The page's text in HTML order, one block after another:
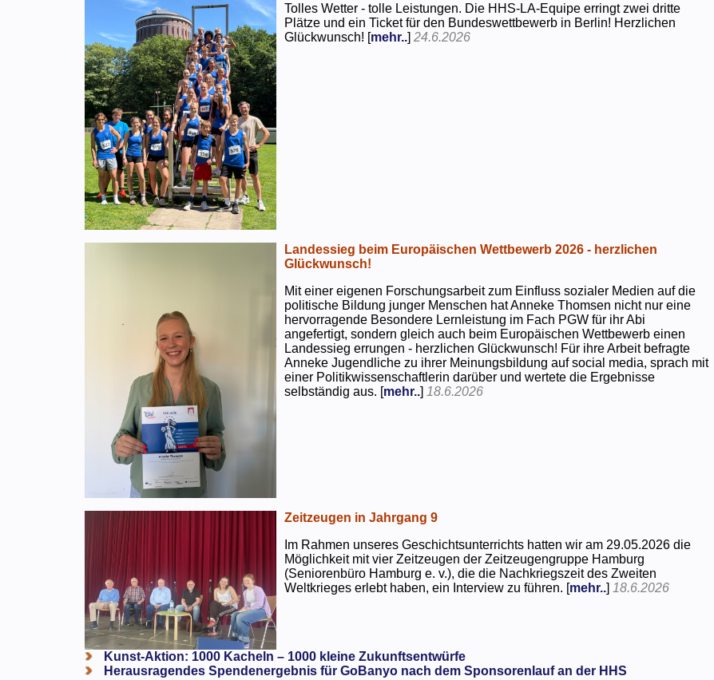
Tolles Wetter - tolle Leistungen. Die HHS-LA-Equipe erringt zwei dritte
Plätze und ein Ticket für den Bundeswettbewerb in Berlin! Herzlichen
Glückwunsch! [mehr..]24.6.2026
Landessieg beim Europäischen Wettbewerb 2026 - herzlichen
Glückwunsch!
Mit einer eigenen Forschungsarbeit zum Einfluss sozialer Medien auf die
politische Bildung junger Menschen hat Anneke Thomsen nicht nur eine
hervorragende Besondere Lernleistung im Fach PGW für ihr Abi
angefertigt, sondern gleich auch beim Europäischen Wettbewerb einen
Landessieg errungen - herzlichen Glückwunsch! Für ihre Arbeit befragte
Anneke Jugendliche zu ihrer Meinungsbildung auf social media, sprach mit
einer Politikwissenschaftlerin darüber und wertete die Ergebnisse
selbständig aus. [mehr..] 18.6.2026
Zeitzeugen in Jahrgang 9
Im Rahmen unseres Geschichtsunterrichts hatten wir am 29.05.2026 die
Möglichkeit mit vier Zeitzeugen der Zeitzeugengruppe Hamburg
(Seniorenbüro Hamburg e. v.), die die Nachkriegszeit des Zweiten
Weltkrieges erlebt haben, ein Interview zu führen. [mehr..] 18.6.2026
Kunst-Aktion: 1000 Kacheln – 1000 kleine Zukunftsentwürfe
Herausragendes Spendenergebnis für GoBanyo nach dem Sponsorenlauf an der HHS